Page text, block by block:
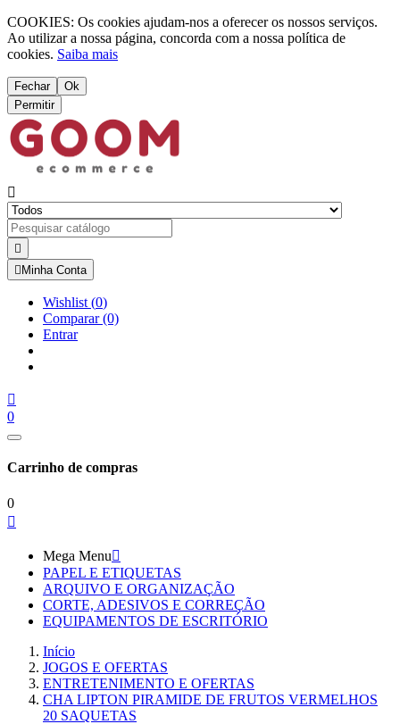
COOKIES: Os cookies ajudam-nos a oferecer os nossos serviços.
Ao utilizar a nossa página, concorda com a nossa política de
cookies. Saiba mais
Fechar
Ok
Permitir


 Minha Conta
Wishlist (0)
Comparar(0)
Entrar

0
Carrinho de compras
0

Mega Menu
PAPEL E ETIQUETAS
ARQUIVO E ORGANIZAÇÃO
CORTE, ADESIVOS E CORREÇÃO
EQUIPAMENTOS DE ESCRITÓRIO
Início
JOGOS E OFERTAS
ENTRETENIMENTO E OFERTAS
CHA LIPTON PIRAMIDE DE FRUTOS VERMELHOS
20 SAQUETAS